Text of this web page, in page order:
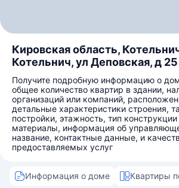
Кировская область,
Котельнич, ул Деповская, д 25
Получите подробную информацию о
общее количество квартир в здании,
организаций или компаний,
детальные характеристики строения,
постройки, этажность, тип
материалы, информация об
название, контактные данные, и
предоставляемых услуг
Информация о доме Квартиры